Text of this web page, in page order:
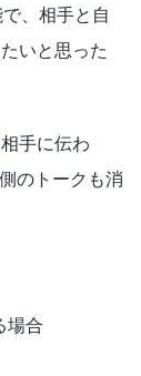
、相手と自
いと思った
手に伝わ
のトークも消
場合